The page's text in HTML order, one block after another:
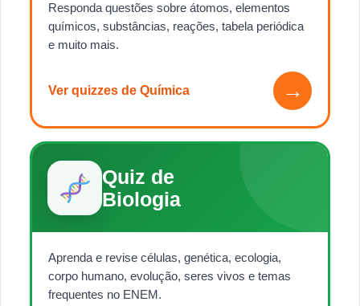
Responda questões sobre átomos, elementos
químicos, substâncias, reações, tabela periódica
e muito mais.
Ver quizzes de Química →
Quiz de
Biologia
Aprenda e revise células, genética, ecologia,
corpo humano, evolução, seres vivos e temas
frequentes no ENEM.